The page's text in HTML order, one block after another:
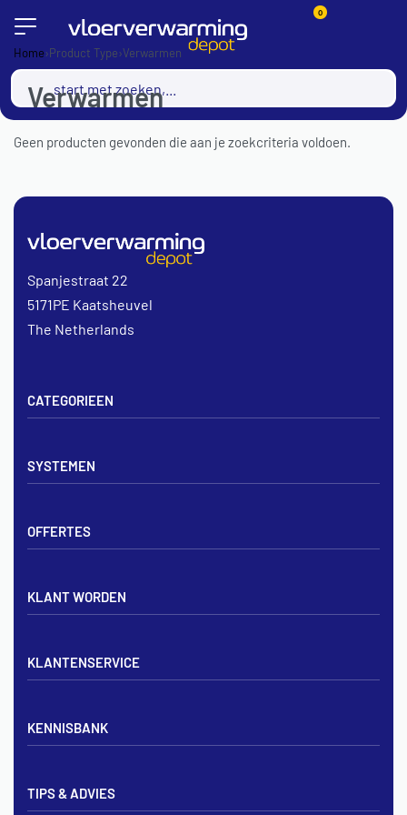
0
Home›Product Type›Verwarmen
Verwarmen
Geen producten gevonden die aan je zoekcriteria voldoen.
CATEGORIEEN
Verdelers
Noppenplaten
Draadmatten
SYSTEMEN
Noppenplaat systeem
OFFERTES
Offerte voor vloerverwarming
Vloerverwarming Tilburg
KLANT WORDEN
Aanmelden zakelijk
Spanjestraat 22
5171PE Kaatsheuvel
The Netherlands
KLANTENSERVICE
Zakelijk aanmelden
Bezorgen & afhalen
Privacybeleid
KENNISBANK
Vloerverwarming en radiatoren
TIPS & ADVIES